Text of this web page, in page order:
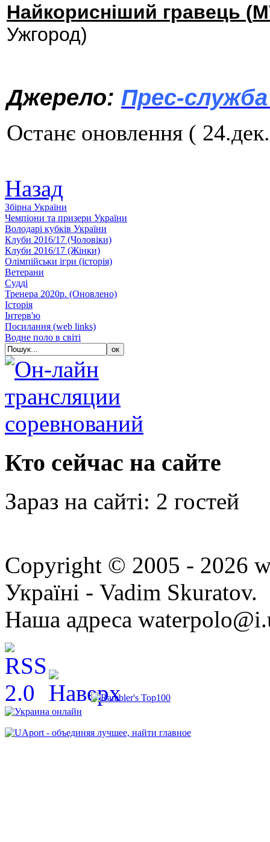
Найкорисніший гравець (
Ужгород)
Джерело: Прес-
Останє оновлення (
Назад
Збiрна України
Чемпіони та призери України
Володарі кубків України
Клуби 2016/17 (Чоловiки)
Клуби 2016/17 (Жiнки)
Олімпійськи ігри (історія)
Ветерани
Судді
Тренера 2020р. (Оновлено)
Історія
Iнтерв'ю
Посилання (web links)
Водне поло в світі
Кто сейчас на сайте
Зараз на сайті: 2 гостей
Copyright © 2005 - 2026
Україні - Vadim Skuratov.
Наша адреса